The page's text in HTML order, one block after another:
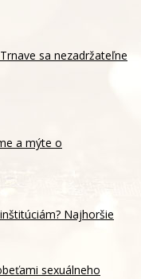
sa nezadržateľne
a mýte o
Najhoršie
sexuálneho